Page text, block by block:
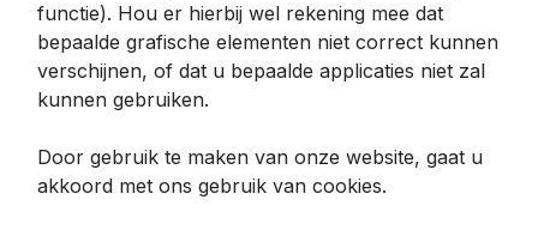
functie). Hou er hierbij wel rekening mee dat
bepaalde grafische elementen niet correct kunnen
verschijnen, of dat u bepaalde applicaties niet zal
kunnen gebruiken.
Door gebruik te maken van onze website, gaat u
akkoord met ons gebruik van cookies.